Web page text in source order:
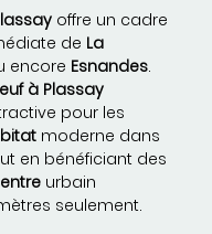
offre un cadre
de La
encore Esnandes.
à Plassay
pour les
moderne dans
en bénéficiant des
urbain
seulement.